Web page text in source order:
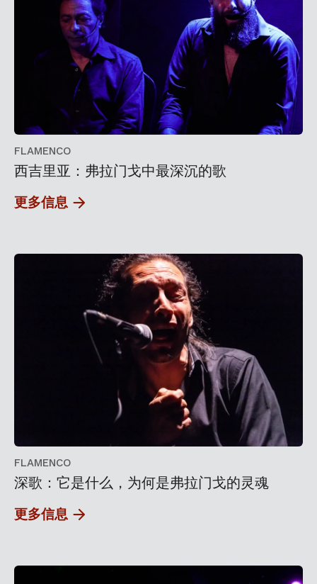
FLAMENCO
西吉里亚：弗拉门戈中最深沉的歌
更多信息
FLAMENCO
深歌：它是什么，为何是弗拉门戈的灵魂
更多信息